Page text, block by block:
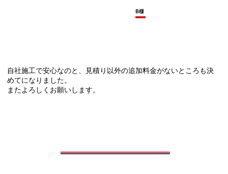
自社施工で安心なのと、見積り以外の追加料金がないところも決
めてになりました。
またよろしくお願いします。
B様